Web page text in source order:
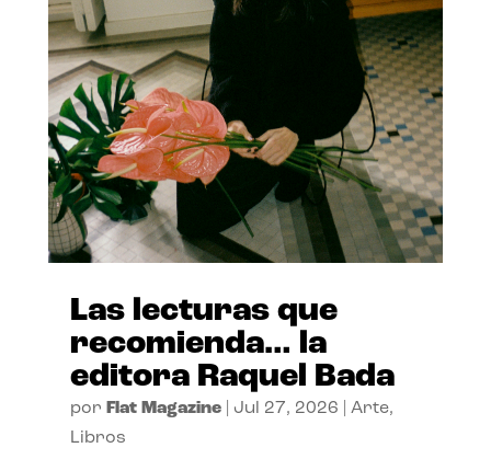
Las lecturas que
recomienda… la
editora Raquel Bada
por Flat Magazine| Jul 27, 2026 Arte,
Libros